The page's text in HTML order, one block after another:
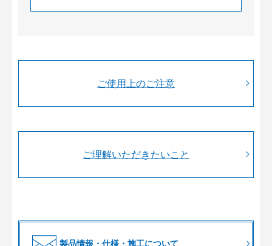
ご使用上のご注意
ご理解いただきたいこと
製品情報・仕様・施工について